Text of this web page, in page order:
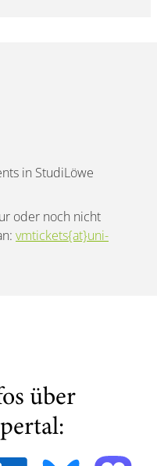
in StudiLöwe
oder noch nicht
vmtickets{at}uni-
über